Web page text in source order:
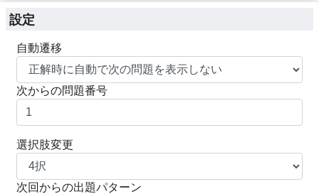
設定
自動遷移
次からの問題番号
選択肢変更
次回からの出題パターン